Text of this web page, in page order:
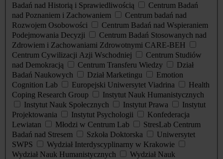
Badań nad Historią i Sprawiedliwością
Centrum Badań
nad Poznaniem i Zachowaniem
Centrum badań nad
Rozwojem Osobowości
Centrum Badań nad Wspieraniem
Podejmowania Decyzji
Centrum Badań Stosowanych nad
Zdrowiem i Zachowaniami Zdrowotnymi CARE-BEH
Centrum Cywilizacji Azji Wschodniej
Centrum Studiów
nad Demokracją
Centrum Transferu Wiedzy
Dział
Badań Naukowych
Dział Marketingu
Emotion
Cognition Lab
Europejski Uniwersytet Viadrina
Health
Coping Research Group
Instytut Nauk Humanistycznych
Instytut Nauk Społecznych
Instytut Prawa
Instytut
Projektowania
Instytut Psychologii
Konfederacja
Lewiatan
Młodzi w Centrum Lab
StresLab Centrum
Badań nad Stresem
Szkoła Doktorska
Uniwersytet
SWPS
Wydział Interdyscyplinarny w Krakowie
Wydział Nauk Humanistycznych
Wydział Nauk